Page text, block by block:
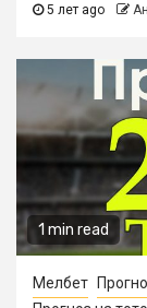
5 лет ago
1 min read
Мелбет